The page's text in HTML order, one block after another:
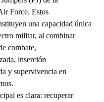
Force. Estos
una capacidad única
militar, al combinar
combate,
inserción
y supervivencia en
es clara: recuperar